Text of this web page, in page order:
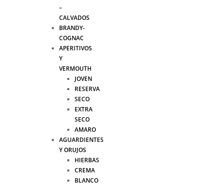
–
CALVADOS
BRANDY-
COGNAC
APERITIVOS
Y
VERMOUTH
JOVEN
RESERVA
SECO
EXTRA
SECO
AMARO
AGUARDIENTES
Y ORUJOS
HIERBAS
CREMA
BLANCO